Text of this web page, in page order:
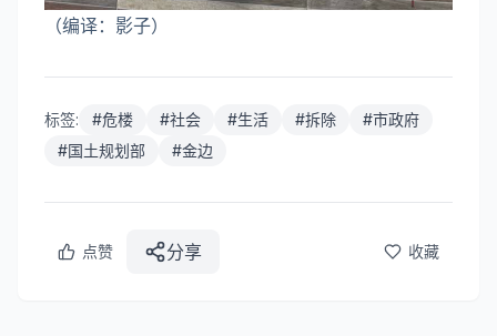
（编译：影子）
标签: #危楼 #社会 #生活 #拆除 #市政府
#国土规划部 #金边
点赞 分享 收藏